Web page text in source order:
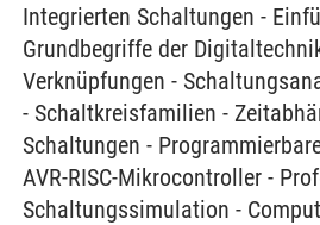
Integrierten Schaltungen -
Grundbegriffe der
Verknüpfungen -
- Schaltkreisfamilien -
Schaltungen -
AVR-RISC-Mikrocontroller -
Schaltungssimulation -